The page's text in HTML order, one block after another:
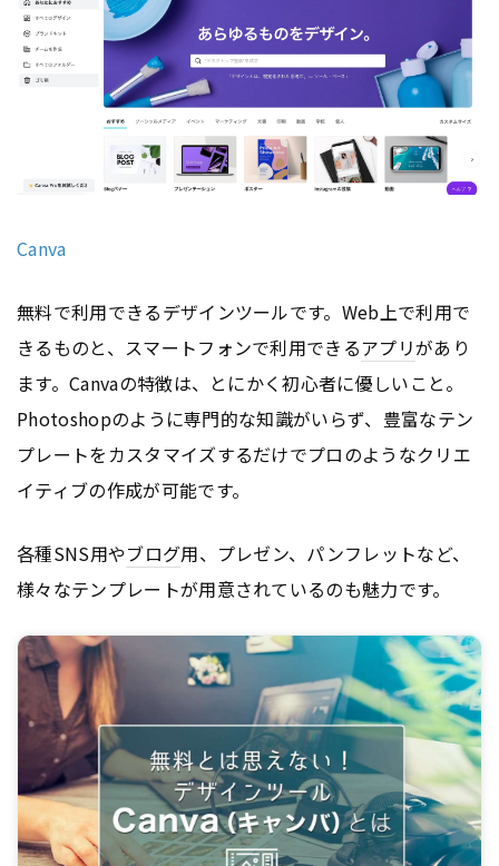
Canva
無料で利用できるデザインツールです。Web上で利用で
きるものと、スマートフォンで利用できるアプリがあり
ます。Canvaの特徴は、とにかく初心者に優しいこと。
Photoshopのように専門的な知識がいらず、豊富なテン
プレートをカスタマイズするだけでプロのようなクリエ
イティブの作成が可能です。
各種SNS用やブログ用、プレゼン、パンフレットなど、
様々なテンプレートが用意されているのも魅力です。